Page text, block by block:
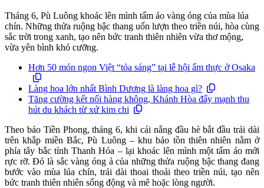
Tháng 6, Pù Luông khoác lên mình tấm áo vàng óng của mùa lúa
chín. Những thửa ruộng bậc thang uốn lượn theo triền núi, hòa cùng
sắc trời trong xanh, tạo nên bức tranh thiên nhiên vừa thơ mộng,
vừa yên bình khó cưỡng.
Hơn 50 món ngon Việt “tỏa sáng” tại lễ hội ẩm thực ở Osaka
Làng hoa lớn nhất Bình Dương là làng hoa gì?
Tăng cường kết nối hàng không, Khánh Hòa đẩy mạnh thu
hút du khách từ xứ kim chi
Theo báo Tiền Phong, tháng 6, khi cái nắng đầu hè bắt đầu trải dài
trên khắp miền Bắc, Pù Luông – khu bảo tồn thiên nhiên nằm ở
phía tây bắc tỉnh Thanh Hóa – lại khoác lên mình một tấm áo mới
rực rỡ. Đó là sắc vàng óng ả của những thửa ruộng bậc thang đang
bước vào mùa lúa chín, trải dài thoai thoải theo triền núi, tạo nên
bức tranh thiên nhiên sống động và mê hoặc lòng người.